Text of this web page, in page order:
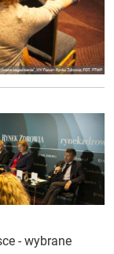
- wybrane